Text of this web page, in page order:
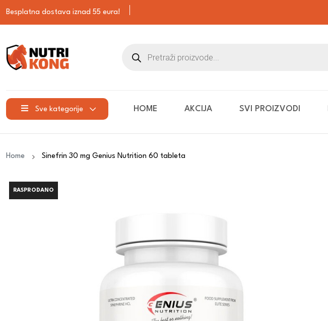
Besplatna dostava iznad 55 eura!
Sve kategorije HOME AKCIJA SVI PROIZVODI
Home Sinefrin 30 mg Genius Nutrition 60 tableta
RASPRODANO